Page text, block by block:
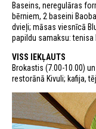
Baseins, neregulāras
bērniem, 2 baseini
dvieļi; māsas viesnīcā
papildu samaksu:
VISS IEKĻAUTS
Brokastis (7.00-10.00)
restorānā Kivuli; kafija,